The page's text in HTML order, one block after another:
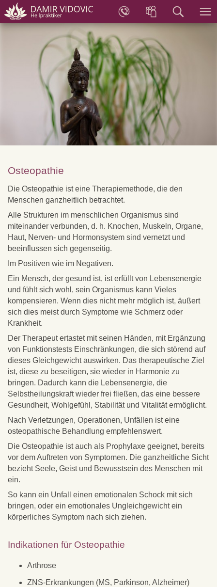
Osteopathie
Die Osteopathie ist eine Therapiemethode, die den
Menschen ganzheitlich betrachtet.
Alle Strukturen im menschlichen Organismus sind
miteinander verbunden, d. h. Knochen, Muskeln, Organe,
Haut, Nerven- und Hormonsystem sind vernetzt und
beeinflussen sich gegenseitig.
Im Positiven wie im Negativen.
Ein Mensch, der gesund ist, ist erfüllt von Lebensenergie
und fühlt sich wohl, sein Organismus kann Vieles
kompensieren. Wenn dies nicht mehr möglich ist, äußert
sich dies meist durch Symptome wie Schmerz oder
Krankheit.
Der Therapeut ertastet mit seinen Händen, mit Ergänzung
von Funktionstests Einschränkungen, die sich störend auf
dieses Gleichgewicht auswirken. Das therapeutische Ziel
ist, diese zu beseitigen, sie wieder in Harmonie zu
bringen. Dadurch kann die Lebensenergie, die
Selbstheilungskraft wieder frei fließen, das eine bessere
Gesundheit, Wohlgefühl, Stabilität und Vitalität ermöglicht.
Nach Verletzungen, Operationen, Unfällen ist eine
osteopathische Behandlung empfehlenswert.
Die Osteopathie ist auch als Prophylaxe geeignet, bereits
vor dem Auftreten von Symptomen. Die ganzheitliche Sicht
bezieht Seele, Geist und Bewusstsein des Menschen mit
ein.
So kann ein Unfall einen emotionalen Schock mit sich
bringen, oder ein emotionales Ungleichgewicht ein
körperliches Symptom nach sich ziehen.
Indikationen für Osteopathie
Arthrose
ZNS-Erkrankungen (MS, Parkinson, Alzheimer)